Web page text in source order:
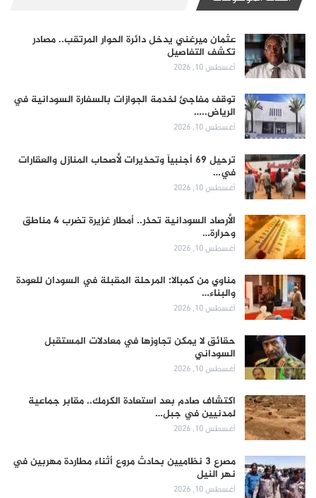
عثمان ميرغني يدخل دائرة الحوار المرتقب.. مصادر
تكشف التفاصيل
أغسطس 10, 2026
توقف مفاجئ لخدمة الجوازات بالسفارة السودانية في
الرياض..…
أغسطس 10, 2026
ترحيل 69 أجنبياً وتحذيرات لأصحاب المنازل والعقارات
في…
أغسطس 10, 2026
الأرصاد السودانية تحذر.. أمطار غزيرة تضرب 4 مناطق
وحرارة…
أغسطس 10, 2026
مناوي من كمبالا: المرحلة المقبلة في السودان للعودة
والبناء…
أغسطس 10, 2026
حقائق لا يمكن تجاوزها في معادلات المستقبل
السوداني
أغسطس 10, 2026
اكتشاف صادم بعد استعادة الكرمك.. مقابر جماعية
لمدنيين في جبل…
أغسطس 10, 2026
مصرع 3 نظاميين بحادث مروع أثناء مطاردة مهربين في
نهر النيل
أغسطس 10, 2026